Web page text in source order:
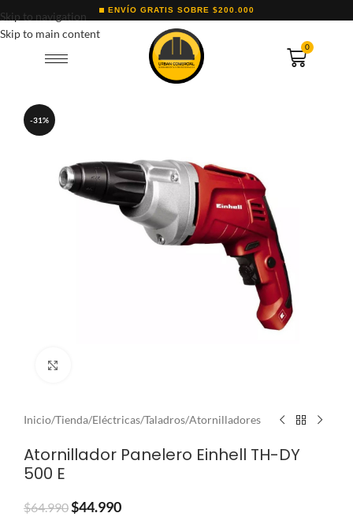
Skip to navigation
Skip to main content
ENVÍO GRATIS SOBRE $200.000
0
-31%
Inicio/Tienda/Eléctricas/Taladros/Atornilladores
Atornillador Panelero Einhell TH-DY
500 E
$64.990$44.990